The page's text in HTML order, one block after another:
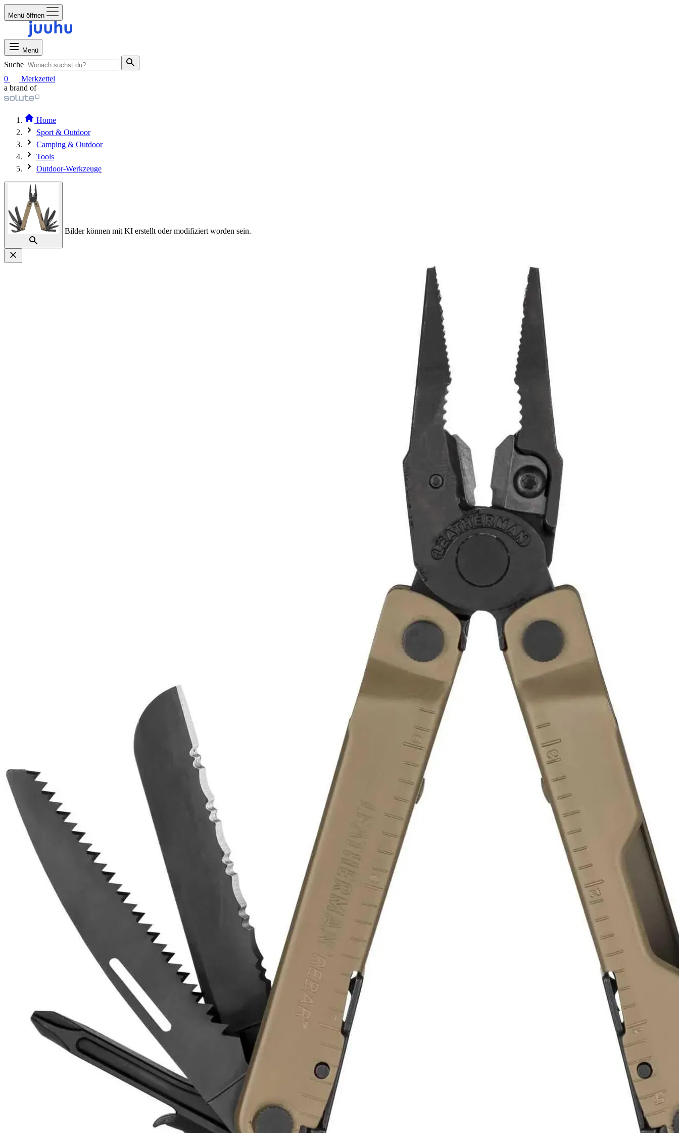
Menü öffnen
Menü
Suche
0
Merkzettel
a brand of
Home
Sport & Outdoor
Camping & Outdoor
Tools
Outdoor-Werkzeuge
Bilder können mit KI erstellt oder modifiziert worden sein.